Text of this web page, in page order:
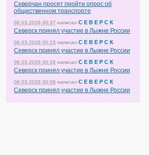
Северчан просят пройти опрос об
общественном транспорте
06.03.2026 00:37 написал С Е В Е Р С К
Северск принял участие в Лыжне России
06.03.2026 00:23 написал С Е В Е Р С К
Северск принял участие в Лыжне России
06.03.2026 00:18 написал С Е В Е Р С К
Северск принял участие в Лыжне России
06.03.2026 00:09 написал С Е В Е Р С К
Северск принял участие в Лыжне России